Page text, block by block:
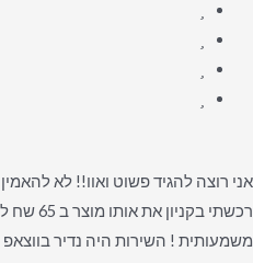
רכשתי
משמעותית ! השירות היה נדיר